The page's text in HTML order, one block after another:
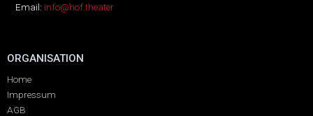
Email: info@hof.theater
ORGANISATION
Home
Impressum
AGB